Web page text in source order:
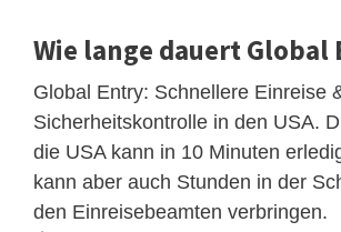
Wie lange dauert Global
Global Entry: Schnellere Einreise
Sicherheitskontrolle in den USA.
die USA kann in 10 Minuten
kann aber auch Stunden in der
den Einreisebeamten verbringen.